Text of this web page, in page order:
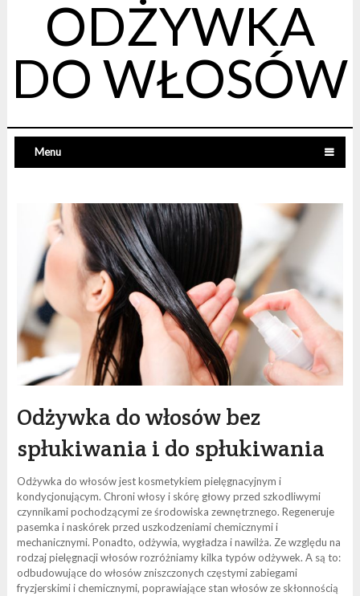
ODŻYWKA
DO WŁOSÓW
Menu
Odżywka do włosów bez
spłukiwania i do spłukiwania
Odżywka do włosów jest kosmetykiem pielęgnacyjnym i
kondycjonującym. Chroni włosy i skórę głowy przed szkodliwymi
czynnikami pochodzącymi ze środowiska zewnętrznego. Regeneruje
pasemka i naskórek przed uszkodzeniami chemicznymi i
mechanicznymi. Ponadto, odżywia, wygładza i nawilża. Ze względu na
rodzaj pielęgnacji włosów rozróżniamy kilka typów odżywek. A są to:
odbudowujące do włosów zniszczonych częstymi zabiegami
fryzjerskimi i chemicznymi, poprawiające stan włosów ze skłonnością